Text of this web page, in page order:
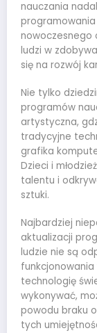
nauczania
nowoczesnego
ludzi w
się na rozwój
Nie tylko
programów
artystyczna,
tradycyjne
grafika
Dzieci i
talentu i
sztuki.
Najbardziej
aktualizacji
ludzie nie są
technologię
wykonywać,
powodu braku
tych